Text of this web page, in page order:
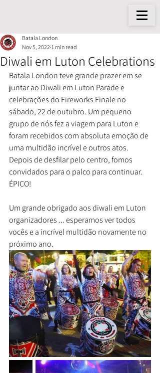
Diwali em Luton Celebrations
Batala London
Nov 5, 2022 1 min read
Batala London teve grande prazer em se
juntar ao Diwali em Luton Parade e
celebrações do Fireworks Finale no
sábado, 22 de outubro. Um pequeno
grupo de nós fez a viagem para Luton e
foram recebidos com absoluta emoção de
uma multidão incrível e outros atos.
Depois de desfilar pelo centro, fomos
convidados para o palco para continuar.
ÉPICO!
Um grande obrigado aos diwali em Luton
organizadores ... esperamos ver todos
vocês e a incrível multidão novamente no
próximo ano.